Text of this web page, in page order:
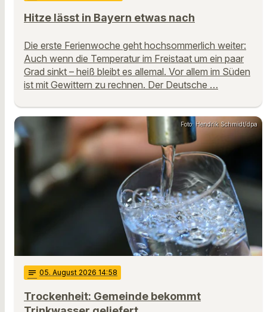
Hitze lässt in Bayern etwas nach
Die erste Ferienwoche geht hochsommerlich weiter:
Auch wenn die Temperatur im Freistaat um ein paar
Grad sinkt – heiß bleibt es allemal. Vor allem im Süden
ist mit Gewittern zu rechnen. Der Deutsche …
Foto: Hendrik Schmidt/dpa
notes 05. August 2026 14:58
Trockenheit: Gemeinde bekommt